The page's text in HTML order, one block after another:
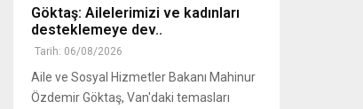
Göktaş: Ailelerimizi ve kadınları
desteklemeye dev..
Tarih: 06/08/2026
Aile ve Sosyal Hizmetler Bakanı Mahinur
Özdemir Göktaş, Van'daki temasları